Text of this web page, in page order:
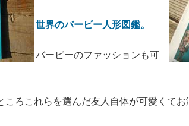
世界のバービー人形図鑑。
バービーのファッションも可
ころこれらを選んだ友人自体が可愛くてお